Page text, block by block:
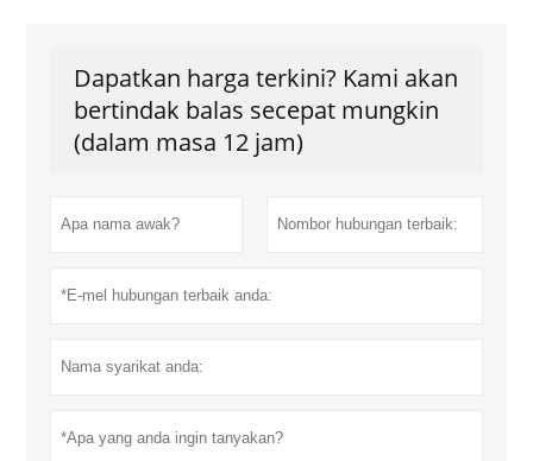
Dapatkan harga terkini? Kami akan
bertindak balas secepat mungkin
(dalam masa 12 jam)